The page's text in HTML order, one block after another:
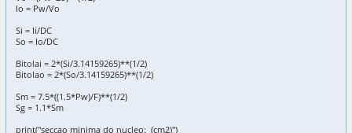
Io = Pw/Vo
Si = Ii/DC
So = Io/DC
Bitolai = 2*(Si/3.14159265)**(1/2)
Bitolao = 2*(So/3.14159265)**(1/2)
Sm = 7.5*((1.5*Pw)/F)**(1/2)
Sg = 1.1*Sm
print("secçao minima do nucleo: (cm2)")